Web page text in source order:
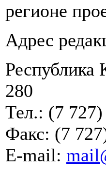
регионе
Адрес
Республика
280
Тел.: (7
Факс: (7
E-mail: